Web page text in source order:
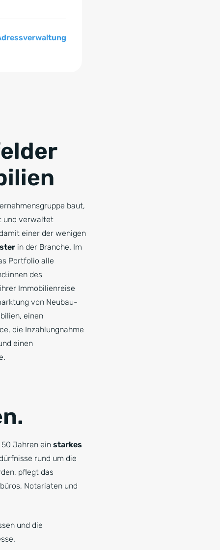
baut,
und verwaltet
einer der wenigen
in der Branche. Im
Portfolio alle
des
Immobilienreise
von Neubau-
einen
die Inzahlungnahme
einen
Jahren ein starkes
rund um die
pflegt das
Notariaten und
und die